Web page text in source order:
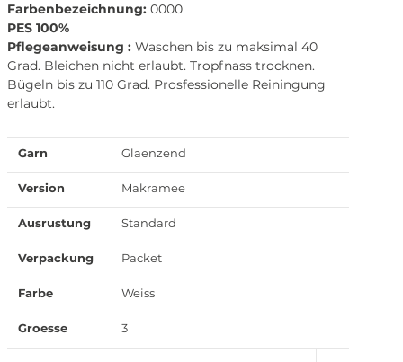
Farbenbezeichnung: 0000
PES 100%
Pflegeanweisung : Waschen bis zu maksimal 40
Grad. Bleichen nicht erlaubt. Tropfnass trocknen.
Bügeln bis zu 110 Grad. Prosfessionelle Reiningung
erlaubt.
Garn Glaenzend
Version Makramee
Ausrustung Standard
Verpackung Packet
Farbe Weiss
Groesse 3